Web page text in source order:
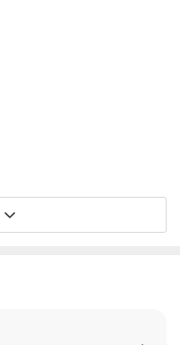
주의와 자본주의의 확장,
아카데미아 걸작
석권한
렉스상 수상★★★
선정한 알피상 수상★★★
셀러 1위★★★
화 판권 획득★★★